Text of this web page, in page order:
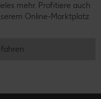
mehr. Profitiere auch
Online-Marktplatz